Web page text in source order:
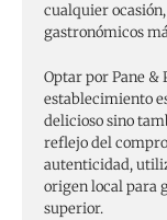
cualquier
gastronómicos
Optar por Pane &
establecimiento
delicioso sino
reflejo del
autenticidad,
origen local para
superior.